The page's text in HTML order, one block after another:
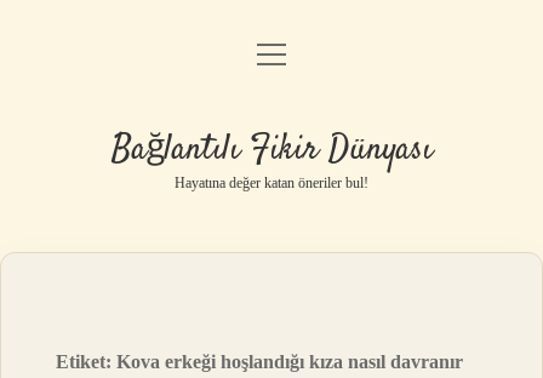
Anasayfa
Yasal Uyarı
menüyü
Bağlantılı Fikir Dünyası
Hayatına değer katan öneriler bul!
Etiket:Kova erkeği hoşlandığı kıza nasıl davranır